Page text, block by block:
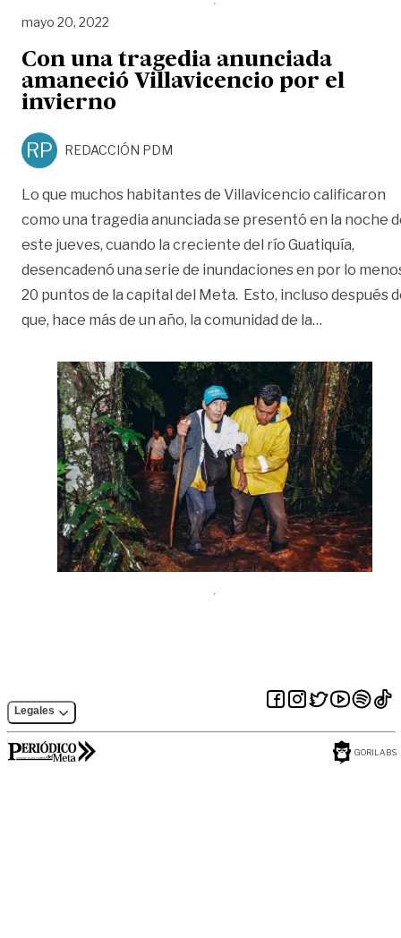
mayo 20, 2022
Con una tragedia anunciada
amaneció Villavicencio por el
invierno
RP REDACCIÓN PDM
Lo que muchos habitantes de Villavicencio calificaron
como una tragedia anunciada se presentó en la noche
este jueves, cuando la creciente del río Guatiquía,
desencadenó una serie de inundaciones en por lo
20 puntos de la capital del Meta. Esto, incluso después
que, hace más de un año, la comunidad de la…
Legales
GORILABS